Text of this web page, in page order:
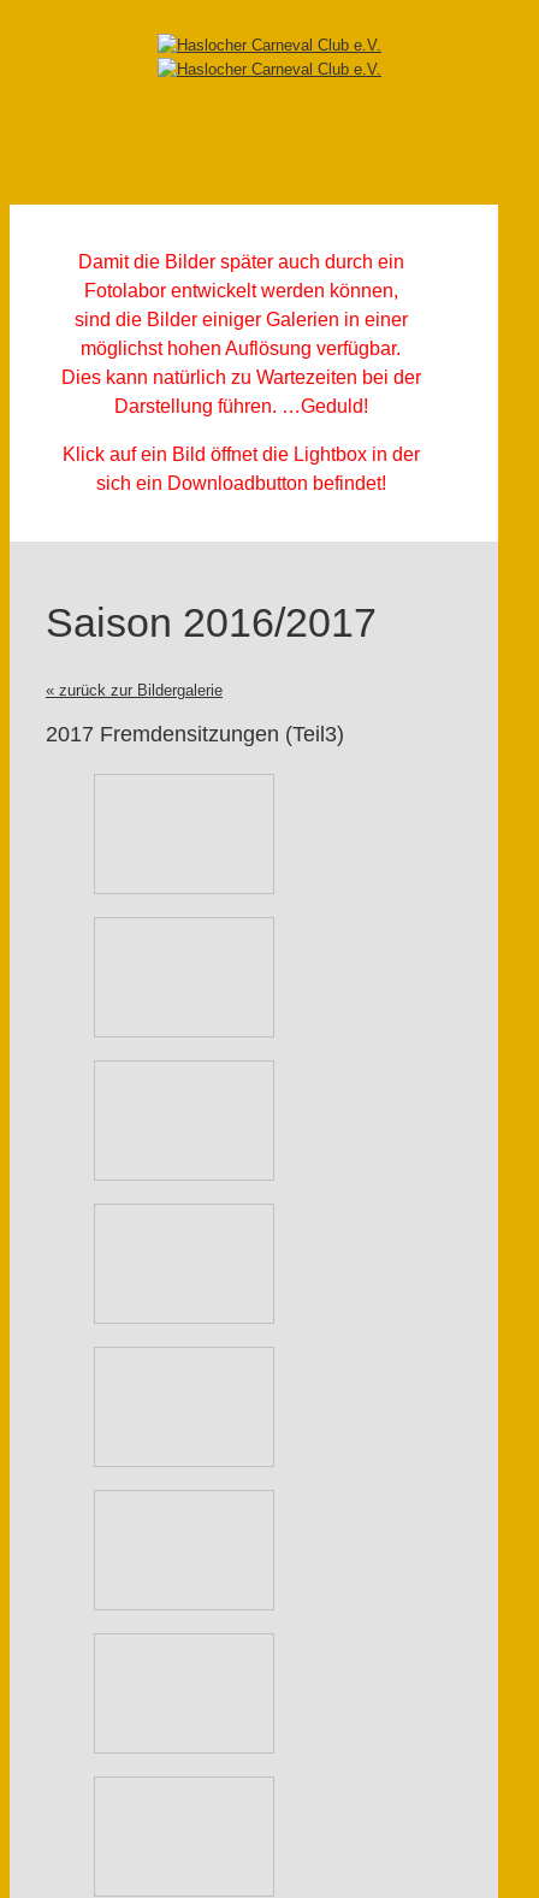
Damit die Bilder später auch durch ein
Fotolabor entwickelt werden können,
sind die Bilder einiger Galerien in einer
möglichst hohen Auflösung verfügbar.
Dies kann natürlich zu Wartezeiten bei der
Darstellung führen. …Geduld!
Klick auf ein Bild öffnet die Lightbox in der
sich ein Downloadbutton befindet!
Saison 2016/2017
« zurück zur Bildergalerie
2017 Fremdensitzungen (Teil3)